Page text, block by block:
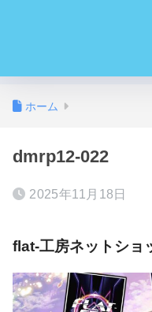
ホーム
dmrp12-022
2025年11月18日
flat-工房ネットショ